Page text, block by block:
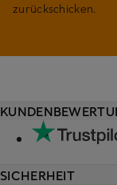
zurückschicken.
SICHERHEIT